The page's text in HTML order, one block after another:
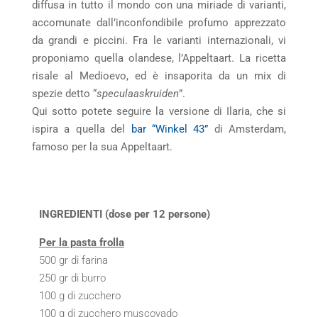
diffusa in tutto il mondo con una miriade di varianti,
accomunate dall’inconfondibile profumo apprezzato
da grandi e piccini. Fra le varianti internazionali, vi
proponiamo quella olandese, l’Appeltaart. La ricetta
risale al Medioevo, ed è insaporita da un mix di
spezie detto “speculaaskruiden”.
Qui sotto potete seguire la versione di Ilaria, che si
ispira a quella del
bar “Winkel 43” di Amsterdam,
famoso per la sua Appeltaart.
INGREDIENTI (dose per 12 persone)
Per la pasta frolla
500 gr di farina
250 gr di burro
100 g di zucchero
100 g di zucchero muscovado